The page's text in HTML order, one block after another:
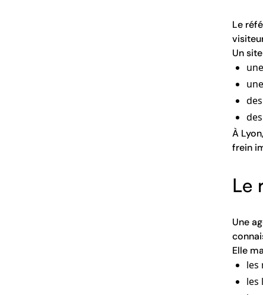
Le
Un
À
frein
Le
Une
Elle
les
les